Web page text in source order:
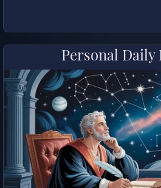
Personal Daily